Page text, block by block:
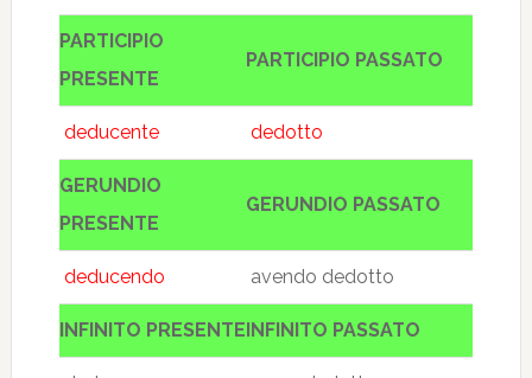
PARTICIPIO
PRESENTE
PARTICIPIO PASSATO
deducente dedotto
GERUNDIO
PRESENTE
GERUNDIO PASSATO
deducendo avendo dedotto
INFINITO PRESENTEINFINITO PASSATO